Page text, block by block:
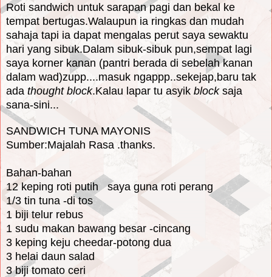
Roti sandwich untuk sarapan pagi dan bekal ke
tempat bertugas.Walaupun ia ringkas dan mudah
sahaja tapi ia dapat mengalas perut saya sewaktu
hari yang sibuk.Dalam sibuk-sibuk pun,sempat lagi
saya korner kanan (pantri berada di sebelah kanan
dalam wad)zupp....masuk ngappp..sekejap,baru tak
ada thought block.Kalau lapar tu asyik blocksaja
sana-sini...
SANDWICH TUNA MAYONIS
Sumber:Majalah Rasa .thanks.
Bahan-bahan
12 keping roti putih saya guna roti perang
1/3 tin tuna -di tos
1 biji telur rebus
1 sudu makan bawang besar -cincang
3 keping keju cheedar-potong dua
3 helai daun salad
3 biji tomato ceri